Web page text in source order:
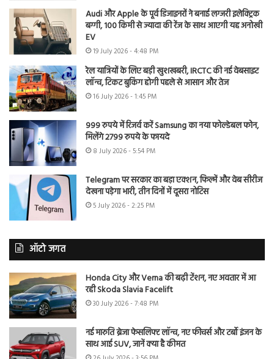
Audi और Apple के पूर्व डिजाइनरों ने बनाई लग्जरी इलेक्ट्रिक
बग्गी, 100 किमी से ज्यादा की रेंज के साथ आएगी यह अनोखी
EV
19 July 2026 - 4:48 PM
रेल यात्रियों के लिए बड़ी खुशखबरी, IRCTC की नई वेबसाइट
लॉन्च, टिकट बुकिंग होगी पहले से आसान और तेज
16 July 2026 - 1:45 PM
999 रुपये में रिजर्व करें Samsung का नया फोल्डेबल फोन,
मिलेंगे 2799 रुपये के फायदे
8 July 2026 - 5:54 PM
Telegram पर सरकार का बड़ा एक्शन, फिल्में और वेब सीरीज
देखना पड़ेगा भारी, तीन दिनों में दूसरा नोटिस
5 July 2026 - 2:25 PM
ऑटो जगत
Honda City और Verna की बढ़ी टेंशन, नए अवतार में आ
रही Skoda Slavia Facelift
30 July 2026 - 7:48 PM
नई मारुति ब्रेजा फेसलिफ्ट लॉन्च, नए फीचर्स और टर्बो इंजन के
साथ आई SUV, जानें क्या है कीमत